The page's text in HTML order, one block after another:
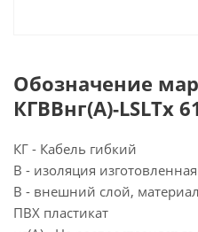
Обозначение
КГВВнг(А)-LSLTx
КГ - Кабель гибкий
В - изоляция
В - внешний слой,
ПВХ пластикат